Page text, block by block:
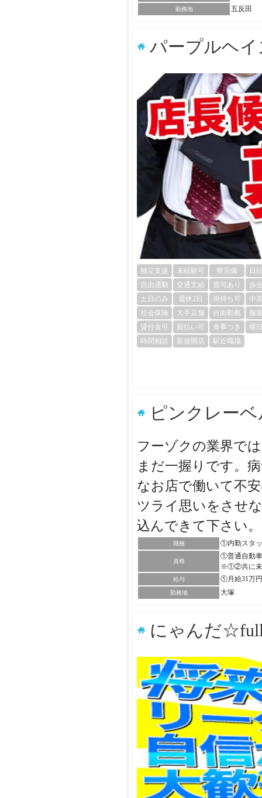
勤務地 五反田
パープルヘイ
独立支援 未経験可 寮完備
日
自由通勤
交通支給 賞与あり
歩
土日のみ
週休2日 掛持ち可
中
社会保険
大手店舗 自由勤務
服
貸付金可
前払い可 食事つき
曜
時間相談
新規開店 駅近職場
ピンクレー
フーゾクの業界で
まだ一握りです。
なお店で働いて不
ツライ思いをさせ
込んできて下さい
職種 ①内勤スタ
資格
①普通自動
※①②共に未
給与 ①月給31万
勤務地 大塚
にゃんだ